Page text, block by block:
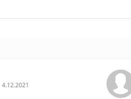
Hodnocení obchodu je 5 z 5 hvězdiček.
4.12.2021